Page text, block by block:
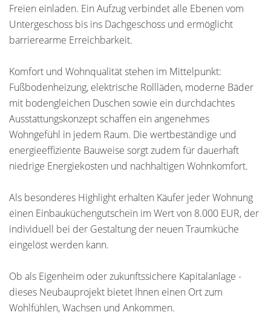
Freien einladen. Ein Aufzug verbindet alle Ebenen vom
Untergeschoss bis ins Dachgeschoss und ermöglicht
barrierearme Erreichbarkeit.
Komfort und Wohnqualität stehen im Mittelpunkt:
Fußbodenheizung, elektrische Rollläden, moderne Bäder
mit bodengleichen Duschen sowie ein durchdachtes
Ausstattungskonzept schaffen ein angenehmes
Wohngefühl in jedem Raum. Die wertbeständige und
energieeffiziente Bauweise sorgt zudem für dauerhaft
niedrige Energiekosten und nachhaltigen Wohnkomfort.
Als besonderes Highlight erhalten Käufer jeder Wohnung
einen Einbauküchengutschein im Wert von 8.000 EUR, der
individuell bei der Gestaltung der neuen Traumküche
eingelöst werden kann.
Ob als Eigenheim oder zukunftssichere Kapitalanlage -
dieses Neubauprojekt bietet Ihnen einen Ort zum
Wohlfühlen, Wachsen und Ankommen.